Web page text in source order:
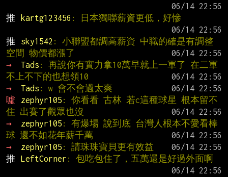
推
kartg123456 : 日本獨聯薪資更低，好慘
推
sky1542 : 小聯盟都調高薪資 中職的確是有調整
空間 物價都漲了
→
Tads : 再說你有實力拿10萬早就上一軍了 在二軍
不上不下的也想領10
→
Tads : w 會不會過太爽
噓
zephyr105 : 你看看 古林 若c這種球星 根本留不
住 出賽了觀眾也沒
→
zephyr105 : 有爆場 說到底 台灣人根本不愛看棒
球 還不如花年薪千萬
→
zephyr105 : 請珠珠寶貝更有效益
推
LeftCorner : 包吃包住了，五萬還是好過外面啊